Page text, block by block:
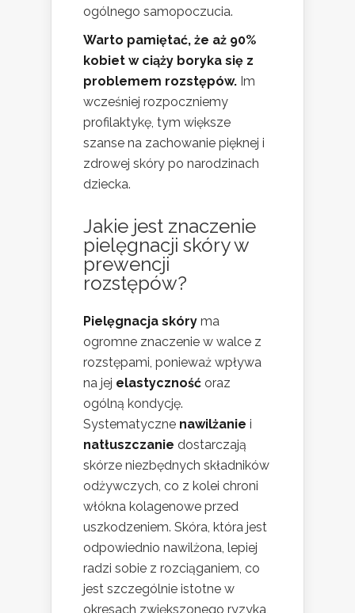
ogólnego samopoczucia.
Warto pamiętać, że aż 90%
kobiet w ciąży boryka się z
problemem rozstępów. Im
wcześniej rozpoczniemy
profilaktykę, tym większe
szanse na zachowanie pięknej i
zdrowej skóry po narodzinach
dziecka.
Jakie jest znaczenie
pielęgnacji skóry w
prewencji
rozstępów?
Pielęgnacja skóry ma
ogromne znaczenie w walce z
rozstępami, ponieważ wpływa
na jej elastyczność oraz
ogólną kondycję.
Systematyczne nawilżanie i
natłuszczanie dostarczają
skórze niezbędnych składników
odżywczych, co z kolei chroni
włókna kolagenowe przed
uszkodzeniem. Skóra, która jest
odpowiednio nawilżona, lepiej
radzi sobie z rozciąganiem, co
jest szczególnie istotne w
okresach zwiększonego ryzyka,